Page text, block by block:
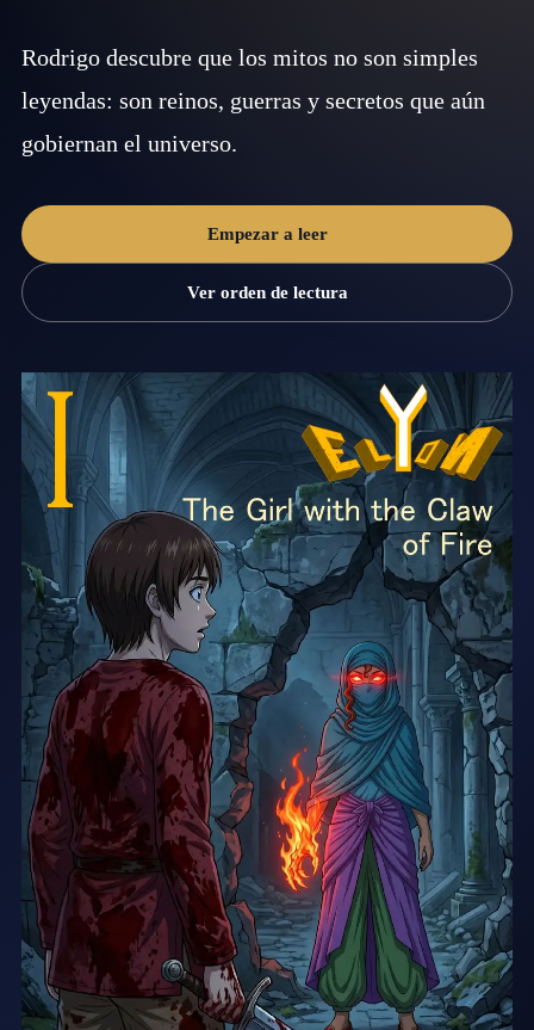
Rodrigo descubre que los mitos no son simples
leyendas: son reinos, guerras y secretos que aún
gobiernan el universo.
Empezar a leer
Ver orden de lectura